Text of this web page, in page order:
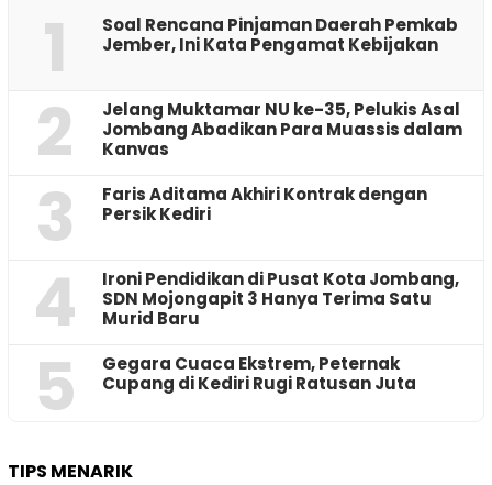
1
‎Soal Rencana Pinjaman Daerah Pemkab
Jember, Ini Kata Pengamat Kebijakan ‎
2
Jelang Muktamar NU ke-35, Pelukis Asal
Jombang Abadikan Para Muassis dalam
Kanvas
3
Faris Aditama Akhiri Kontrak dengan
Persik Kediri
4
Ironi Pendidikan di Pusat Kota Jombang,
SDN Mojongapit 3 Hanya Terima Satu
Murid Baru
5
‎Gegara Cuaca Ekstrem, Peternak
Cupang di Kediri Rugi Ratusan Juta
TIPS MENARIK